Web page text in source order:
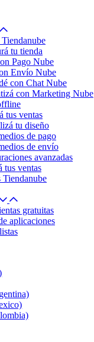
tu tienda
Pago Nube
Envío Nube
con Chat Nube
con Marketing Nube
tus ventas
tu diseño
de pago
de envío
avanzadas
tus ventas
Tiendanube
gratuitas
aplicaciones